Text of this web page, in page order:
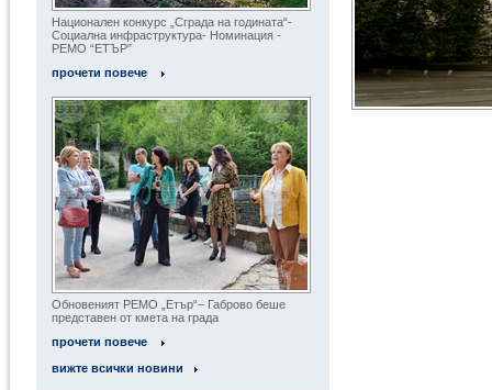
Национален конкурс „Сграда на годината“-
Социална инфраструктура- Номинация -
РЕМО “ЕТЪР”
прочети повече
Обновеният РЕМО „Етър“– Габрово беше
представен от кмета на града
прочети повече
вижте всички новини